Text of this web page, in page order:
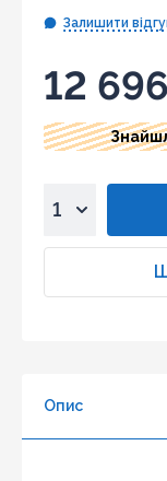
Залишити
12
3
7
8
Опис